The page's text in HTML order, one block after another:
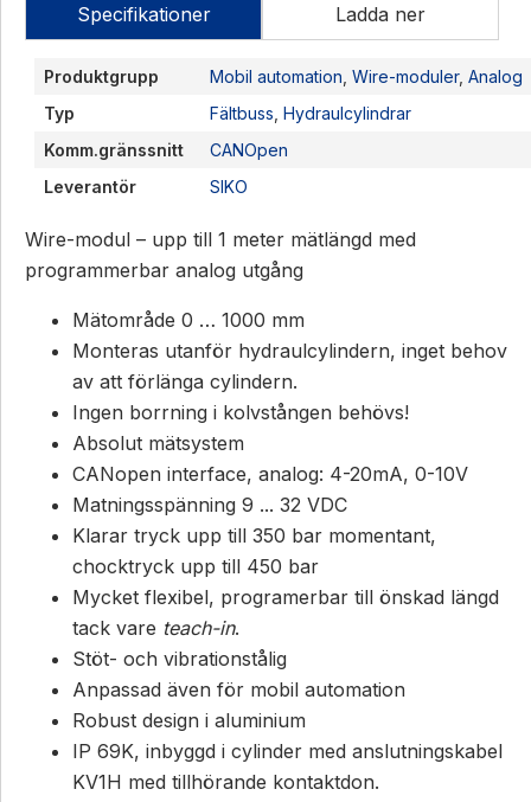
Specifikationer Ladda ner
Produktgrupp Mobil automation Wire-moduler, Analog
Typ
Fältbuss Hydraulcylindrar
Komm.gränssnitt
CANOpen
Leverantör
SIKO
Wire-modul – upp till 1 meter mätlängd med
programmerbar analog utgång
Mätområde 0 … 1000 mm
Monteras utanför hydraulcylindern, inget behov
av att förlänga cylindern.
Ingen borrning i kolvstången behövs!
Absolut mätsystem
CANopen interface, analog: 4-20mA, 0-10V
Matningsspänning 9 ... 32 VDC
Klarar tryck upp till 350 bar momentant,
chocktryck upp till 450 bar
Mycket flexibel, programerbar till önskad längd
tack vare teach-in.
Stöt- och vibrationstålig
Anpassad även för mobil automation
Robust design i aluminium
IP 69K, inbyggd i cylinder med anslutningskabel
KV1H med tillhörande kontaktdon.